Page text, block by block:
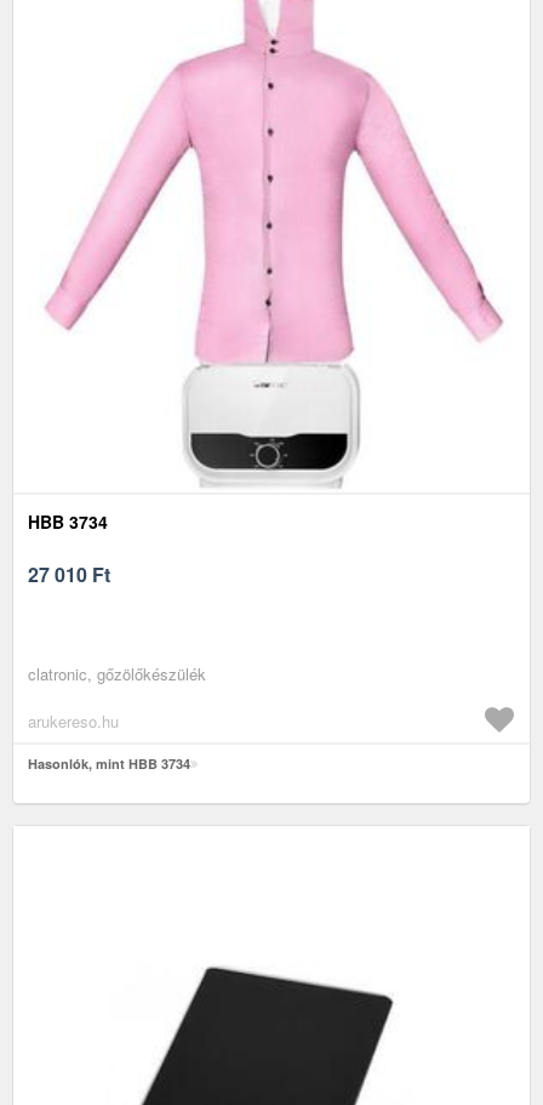
HBB 3734
27 010 Ft
clatronic, gőzölőkészülék
arukereso.hu
Hasonlók, mint HBB 3734